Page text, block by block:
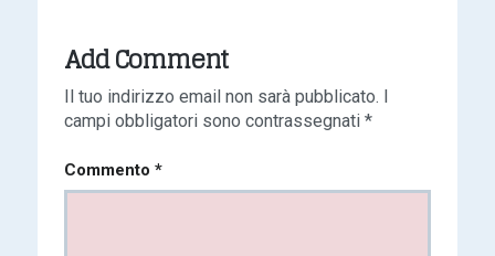
Add Comment
Il tuo indirizzo email non sarà pubblicato. I
campi obbligatori sono contrassegnati *
Commento *